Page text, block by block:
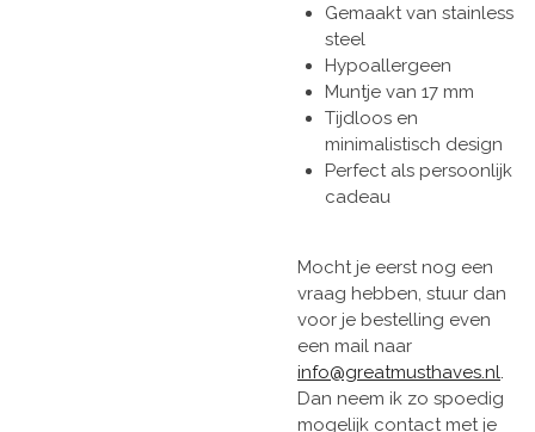
Gemaakt van stainless
steel
Hypoallergeen
Muntje van 17 mm
Tijdloos en
minimalistisch design
Perfect als persoonlijk
cadeau
Mocht je eerst nog een
vraag hebben, stuur dan
voor je bestelling even
een mail naar
info@greatmusthaves.nl.
Dan neem ik zo spoedig
mogelijk contact met je